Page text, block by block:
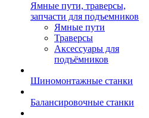
Ямные пути, траверсы,
запчасти для подъемников
Ямные пути
Траверсы
Аксессуары для
подъёмников
Шиномонтажные станки
Балансировочные станки